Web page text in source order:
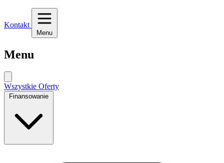
Kontakt
Menu
Menu
Wszystkie Oferty
Finansowanie